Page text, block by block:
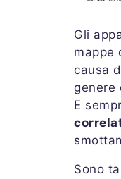
Gli
mappe
causa
genere
E
Sono